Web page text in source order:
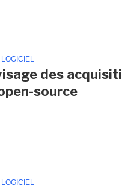
LOGICIEL
des
source
LOGICIEL